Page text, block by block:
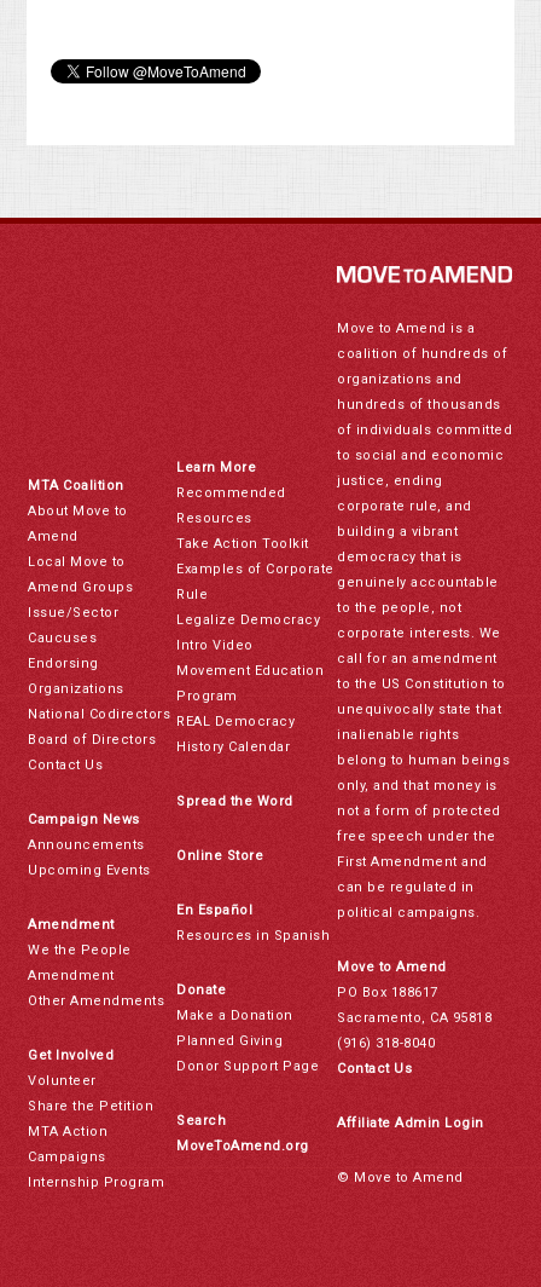
MTA Coalition
About Move to
Amend
Local Move to
Amend Groups
Issue/Sector
Caucuses
Endorsing
Organizations
National Codirectors
Board of Directors
Contact Us
Campaign News
Announcements
Upcoming Events
Amendment
We the People
Amendment
Other Amendments
Get Involved
Volunteer
Share the Petition
MTA Action
Campaigns
Internship Program
Learn More
Recommended
Resources
Take Action Toolkit
Examples of Corporate
Rule
Legalize Democracy
Intro Video
Movement Education
Program
REAL Democracy
History Calendar
Spread the Word
Online Store
En Español
Resources in Spanish
Donate
Make a Donation
Planned Giving
Donor Support Page
Search
MoveToAmend.org
Move to Amend is a
coalition of hundreds of
organizations and
hundreds of thousands
of individuals committed
to social and economic
justice, ending
corporate rule, and
building a vibrant
democracy that is
genuinely accountable
to the people, not
corporate interests. We
call for an amendment
to the US Constitution to
unequivocally state that
inalienable rights
belong to human beings
only, and that money is
not a form of protected
free speech under the
First Amendment and
can be regulated in
political campaigns.
Move to Amend
PO Box 188617
Sacramento, CA 95818
(916) 318-8040
Contact Us
Affiliate Admin Login
© Move to Amend